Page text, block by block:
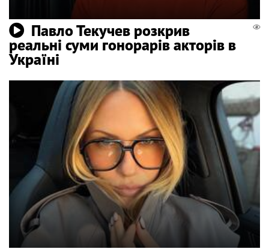
Павло Текучев розкрив
реальні суми гонорарів акторів в
Україні